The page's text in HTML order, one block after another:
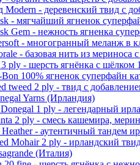
Modern - деревенский твид с
- мягчайший ягненок
Gem - нежность ягненка
- многогранный меланж в
- базовая нить из мериноса
ply - шерсть ягнёнка с шёлком
100% ягненок суперфайн
tweed 2 ply - твид с
Yarns (Ирландия)
1 ply - легендарный
2 ply - смесь кашемира,
- аутентичный тандем
Mohair 2 ply - ирландский
(Италия)